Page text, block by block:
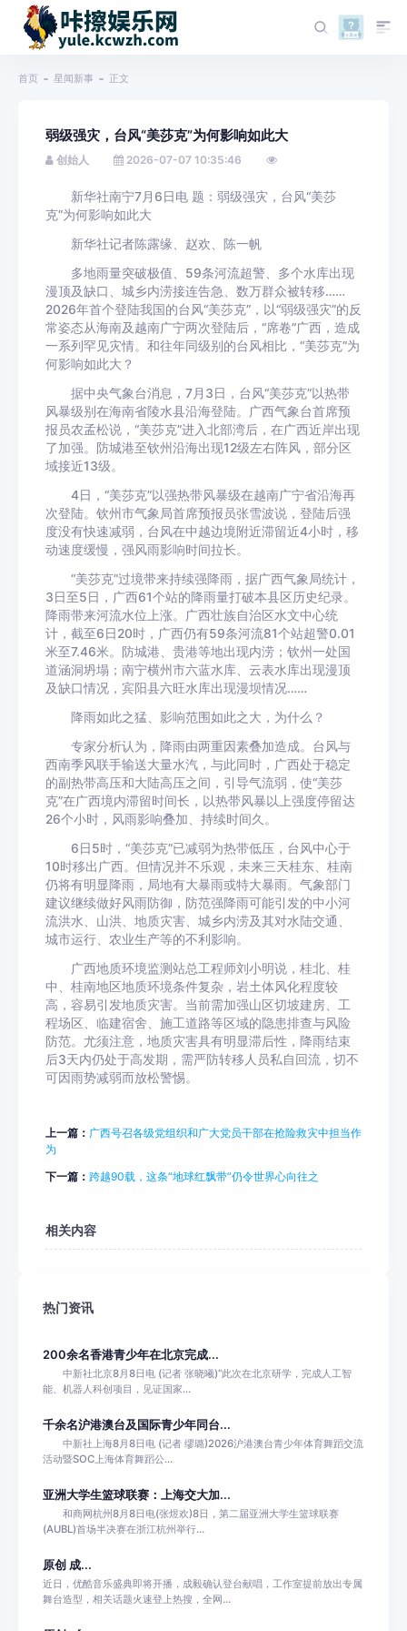
首页 星闻新事 正文
弱级强灾，台风“美莎克”为何影响如此大
创始人 2026-07-07 10:35:46
新华社南宁7月6日电 题：弱级强灾，台风“美莎
克”为何影响如此大
新华社记者陈露缘、赵欢、陈一帆
多地雨量突破极值、59条河流超警、多个水库出现
漫顶及缺口、城乡内涝接连告急、数万群众被转移……
2026年首个登陆我国的台风“美莎克”，以“弱级强灾”的反
常姿态从海南及越南广宁两次登陆后，“席卷”广西，造成
一系列罕见灾情。和往年同级别的台风相比，“美莎克”为
何影响如此大？
据中央气象台消息，7月3日，台风“美莎克”以热带
风暴级别在海南省陵水县沿海登陆。广西气象台首席预
报员农孟松说，“美莎克”进入北部湾后，在广西近岸出现
了加强。防城港至钦州沿海出现12级左右阵风，部分区
域接近13级。
4日，“美莎克”以强热带风暴级在越南广宁省沿海再
次登陆。钦州市气象局首席预报员张雪波说，登陆后强
度没有快速减弱，台风在中越边境附近滞留近4小时，移
动速度缓慢，强风雨影响时间拉长。
“美莎克”过境带来持续强降雨，据广西气象局统计，
3日至5日，广西61个站的降雨量打破本县区历史纪录。
降雨带来河流水位上涨。广西壮族自治区水文中心统
计，截至6日20时，广西仍有59条河流81个站超警0.01
米至7.46米。防城港、贵港等地出现内涝；钦州一处国
道涵洞坍塌；南宁横州市六蓝水库、云表水库出现漫顶
及缺口情况，宾阳县六旺水库出现漫坝情况……
降雨如此之猛、影响范围如此之大，为什么？
专家分析认为，降雨由两重因素叠加造成。台风与
西南季风联手输送大量水汽，与此同时，广西处于稳定
的副热带高压和大陆高压之间，引导气流弱，使“美莎
克”在广西境内滞留时间长，以热带风暴以上强度停留达
26个小时，风雨影响叠加、持续时间久。
6日5时，“美莎克”已减弱为热带低压，台风中心于
10时移出广西。但情况并不乐观，未来三天桂东、桂南
仍将有明显降雨，局地有大暴雨或特大暴雨。气象部门
建议继续做好风雨防御，防范强降雨可能引发的中小河
流洪水、山洪、地质灾害、城乡内涝及其对水陆交通、
城市运行、农业生产等的不利影响。
广西地质环境监测站总工程师刘小明说，桂北、桂
中、桂南地区地质环境条件复杂，岩土体风化程度较
高，容易引发地质灾害。当前需加强山区切坡建房、工
程场区、临建宿舍、施工道路等区域的隐患排查与风险
防范。尤须注意，地质灾害具有明显滞后性，降雨结束
后3天内仍处于高发期，需严防转移人员私自回流，切不
可因雨势减弱而放松警惕。
上一篇： 广西号召各级党组织和广大党员干部在抢险救灾中担当作
为
下一篇： 跨越90载，这条“地球红飘带”仍令世界心向往之
相关内容
热门资讯
200余名香港青少年在北京完成...
中新社北京8月8日电 (记者 张晓曦)“此次在北京研学，完成人工智
能、机器人科创项目，见证国家...
千余名沪港澳台及国际青少年同台...
中新社上海8月8日电 (记者 缪璐)2026沪港澳台青少年体育舞蹈交流
活动暨SOC上海体育舞蹈公...
亚洲大学生篮球联赛：上海交大加...
和商网杭州8月8日电(张煜欢)8日，第二届亚洲大学生篮球联赛
(AUBL)首场半决赛在浙江杭州举行...
原创 成...
近日，优酷音乐盛典即将开播，成毅确认登台献唱，工作室提前放出专属
舞台造型，相关话题火速登上热搜，全网...